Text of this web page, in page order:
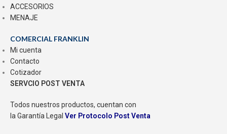
ACCESORIOS
MENAJE
COMERCIAL FRANKLIN
Mi cuenta
Contacto
Cotizador
SERVCIO POST VENTA
Todos nuestros productos, cuentan con
la Garantía Legal Ver Protocolo Post Venta